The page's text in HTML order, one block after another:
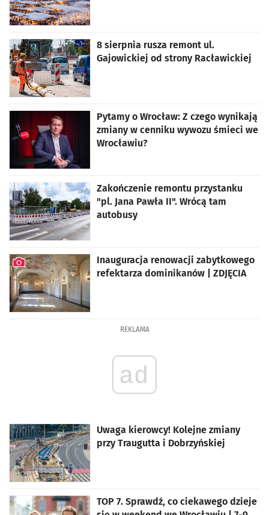
8 sierpnia rusza remont ul.
Gajowickiej od strony Racławickiej
Pytamy o Wrocław: Z czego wynikają
zmiany w cenniku wywozu śmieci we
Wrocławiu?
Zakończenie remontu przystanku
"pl. Jana Pawła II". Wrócą tam
autobusy
Inauguracja renowacji zabytkowego
refektarza dominikanów | ZDJĘCIA
REKLAMA
ad
Uwaga kierowcy! Kolejne zmiany
przy Traugutta i Dobrzyńskiej
TOP 7. Sprawdź, co ciekawego dzieje